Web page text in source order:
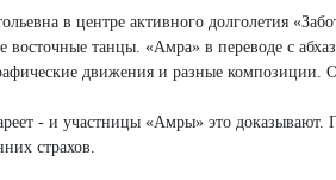
в центре активного долголетия
восточные танцы. «Амра» в переводе с
движения и разные композиции.
- и участницы «Амры» это
страхов.